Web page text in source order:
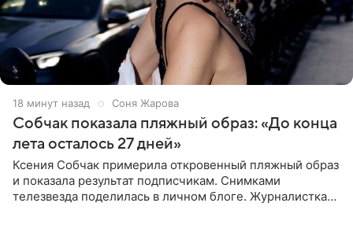
19 минут назад Соня Жарова
Собчак показала пляжный образ: «До конца
лета осталось 27 дней»
Ксения Собчак примерила откровенный пляжный образ
и показала результат подписчикам. Снимками
телезвезда поделилась в личном блоге. Журналистка